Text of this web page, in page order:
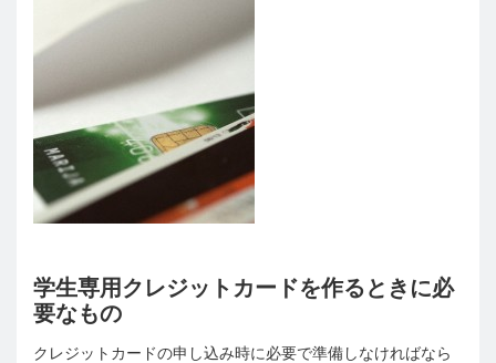
学生専用クレジットカードを作るときに必
要なもの
クレジットカードの申し込み時に必要で準備しなければなら